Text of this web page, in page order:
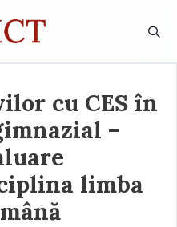
cu CES în
–
limba